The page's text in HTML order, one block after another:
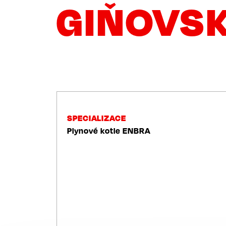
NAVIGACE
SPECIALIZACE
Plynové kotle ENBRA